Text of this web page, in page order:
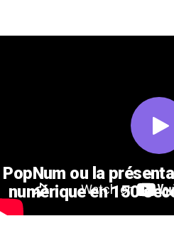
PopNum ou la
numérique en 150